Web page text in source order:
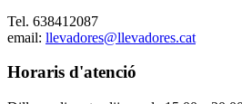
Tel. 638412087
email: llevadores@llevadores.cat
Horaris d'atenció